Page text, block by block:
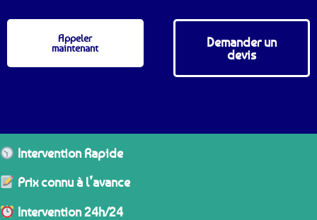
Appeler
maintenant
Demander un
devis
Intervention Rapide
Prix connu à l’avance
Intervention 24h/24